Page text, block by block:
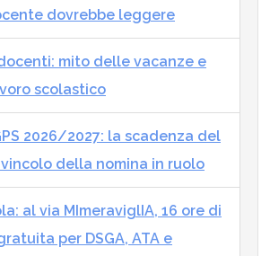
dovrebbe leggere
mito delle vacanze e
scolastico
2026/2027: la scadenza del
della nomina in ruolo
al via MImeraviglIA, 16 ore di
per DSGA, ATA e